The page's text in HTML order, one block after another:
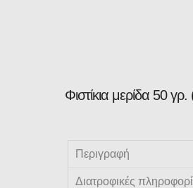
Φιστίκια μερίδα 50
Περιγραφή
Διατροφικές